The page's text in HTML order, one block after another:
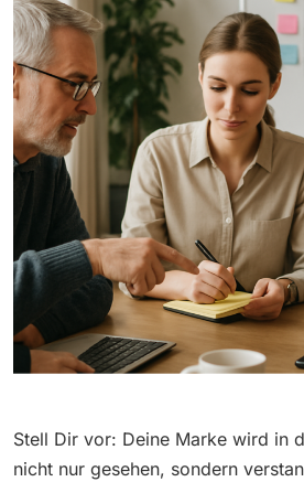
Stell Dir vor: Deine Marke wird in
nicht nur gesehen, sondern